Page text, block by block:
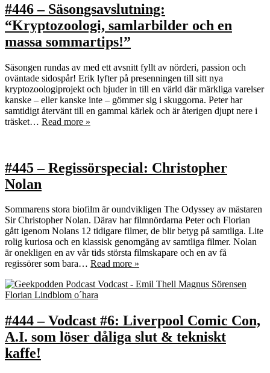
#446 – Säsongsavslutning:
“Kryptozoologi, samlarbilder och en
massa sommartips!”
Säsongen rundas av med ett avsnitt fyllt av nörderi, passion och
oväntade sidospår! Erik lyfter på presenningen till sitt nya
kryptozoologiprojekt och bjuder in till en värld där märkliga varelser
kanske – eller kanske inte – gömmer sig i skuggorna. Peter har
samtidigt återvänt till en gammal kärlek och är återigen djupt nere i
träsket… Read more »
#445 – Regissörspecial: Christopher
Nolan
Sommarens stora biofilm är oundvikligen The Odyssey av mästaren
Sir Christopher Nolan. Därav har filmnördarna Peter och Florian
gått igenom Nolans 12 tidigare filmer, de blir betyg på samtliga. Lite
rolig kuriosa och en klassisk genomgång av samtliga filmer. Nolan
är onekligen en av vår tids största filmskapare och en av få
regissörer som bara… Read more »
#444 – Vodcast #6: Liverpool Comic Con,
A.I. som löser dåliga slut & tekniskt
kaffe!